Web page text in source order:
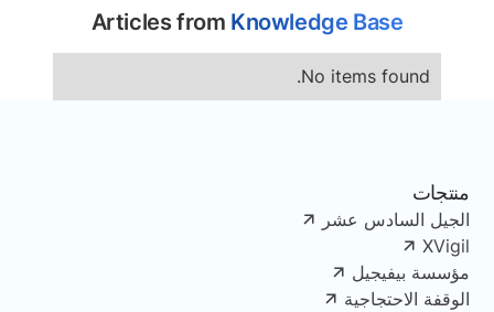
Articles from Knowledge Base
No items found.
منتجات
الجيل السادس عشر
XVigil
مؤسسة بيفيجيل
الوقفة الاحتجاجية